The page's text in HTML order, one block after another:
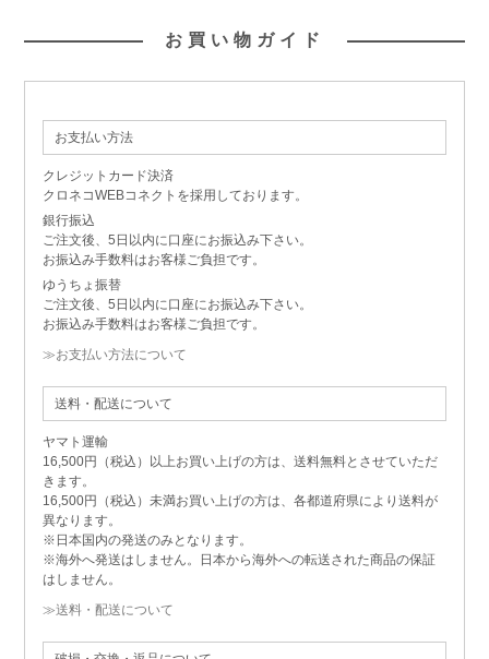
お買い物ガイド
お支払い方法
クレジットカード決済
クロネコWEBコネクトを採用しております。
銀行振込
ご注文後、5日以内に口座にお振込み下さい。
お振込み手数料はお客様ご負担です。
ゆうちょ振替
ご注文後、5日以内に口座にお振込み下さい。
お振込み手数料はお客様ご負担です。
≫お支払い方法について
送料・配送について
ヤマト運輸
16,500円（税込）以上お買い上げの方は、送料無料とさせていただ
きます。
16,500円（税込）未満お買い上げの方は、各都道府県により送料が
異なります。
※日本国内の発送のみとなります。
※海外へ発送はしません。日本から海外への転送された商品の保証
はしません。
≫送料・配送について